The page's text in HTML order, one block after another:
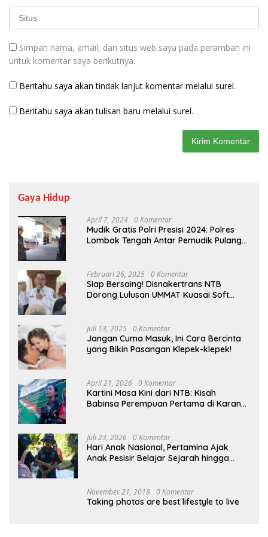
Simpan nama, email, dan situs web saya pada peramban ini
untuk komentar saya berikutnya.
Beritahu saya akan tindak lanjut komentar melalui surel.
Beritahu saya akan tulisan baru melalui surel.
Gaya Hidup
April 7, 2024 0 Komentar
Mudik Gratis Polri Presisi 2024: Polres
Lombok Tengah Antar Pemudik Pulang
Februari 26, 2025 0 Komentar
Siap Bersaing! Disnakertrans NTB
Dorong Lulusan UMMAT Kuasai Soft
Juli 13, 2025 0 Komentar
Jangan Cuma Masuk, Ini Cara Bercinta
yang Bikin Pasangan Klepek-klepek!
April 21, 2026 0 Komentar
Kartini Masa Kini dari NTB: Kisah
Babinsa Perempuan Pertama di Karang
Juli 23, 2026 0 Komentar
Hari Anak Nasional, Pertamina Ajak
Anak Pesisir Belajar Sejarah hingga
November 21, 2018 0 Komentar
Taking photos are best lifestyle to live